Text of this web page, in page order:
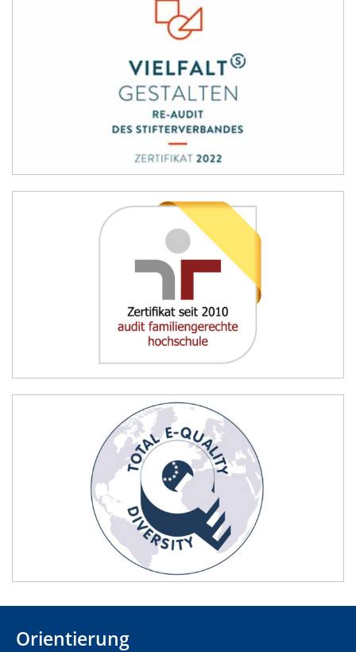
Orientierung